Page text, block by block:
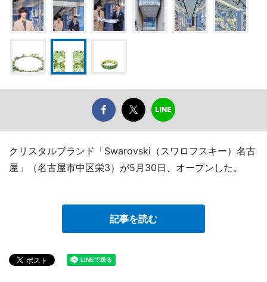
クリスタルブランド「Swarovski（スワロフスキー）名古
屋」（名古屋市中区栄3）が5月30日、オープンした。
記事を読む